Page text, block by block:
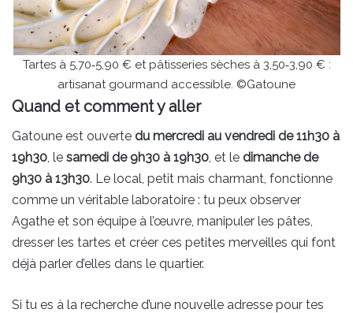
Tartes à 5,70‑5,90 € et pâtisseries sèches à 3,50‑3,90 € :
artisanat gourmand accessible. ©Gatoune
Quand et comment y aller
Gatoune est ouverte du mercredi au vendredi de 11h30 à
19h30 , le samedi de 9h30 à 19h30 , et le dimanche de
9h30 à 13h30. Le local, petit mais charmant, fonctionne
comme un véritable laboratoire : tu peux observer
Agathe et son équipe à l’œuvre, manipuler les pâtes,
dresser les tartes et créer ces petites merveilles qui font
déjà parler d’elles dans le quartier.
Si tu es à la recherche d’une nouvelle adresse pour tes